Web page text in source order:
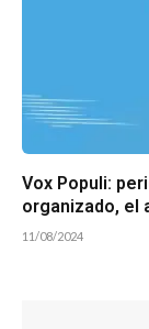
Vox Populi:
organizado, el
11/08/2024